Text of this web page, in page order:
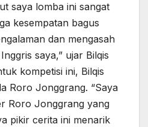
saya lomba ini sangat
kesempatan bagus
dan mengasah
saya,” ujar Bilqis
kompetisi ini, Bilqis
Roro Jonggrang. “Saya
Roro Jonggrang yang
pikir cerita ini menarik